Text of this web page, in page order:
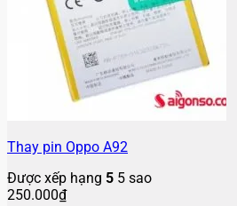
Thay pin Oppo A92
Được xếp hạng 5 5 sao
250.000₫